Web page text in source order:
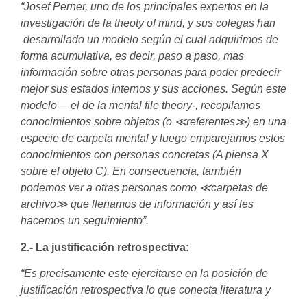
“Josef Perner, uno de los principales expertos en la
investigación de la theoty of mind, y sus colegas han
desarrollado un modelo según el cual adquirimos de
forma acumulativa, es decir, paso a paso, mas
información sobre otras personas para poder predecir
mejor sus estados internos y sus acciones. Según este
modelo —el de la mental file theory-, recopilamos
conocimientos sobre objetos (o ≪referentes≫) en una
especie de carpeta mental y luego emparejamos estos
conocimientos con personas concretas (A piensa X
sobre el objeto C). En consecuencia, también
podemos ver a otras personas como ≪carpetas de
archivo≫ que llenamos de información y así les
hacemos un seguimiento”.
2.- La justificación retrospectiva:
“Es precisamente este ejercitarse en la posición de
justificación retrospectiva lo que conecta literatura y